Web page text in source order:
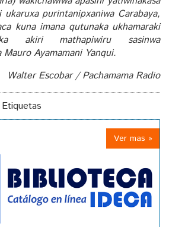
purintanipxaniwa Carabaya,
kuna imana qutunaka ukhamaraki
akiri mathapiwiru sasinwa
Ayamamani Yanqui.
Walter Escobar / Pachamama Radio
Etiquetas
Ver mas »